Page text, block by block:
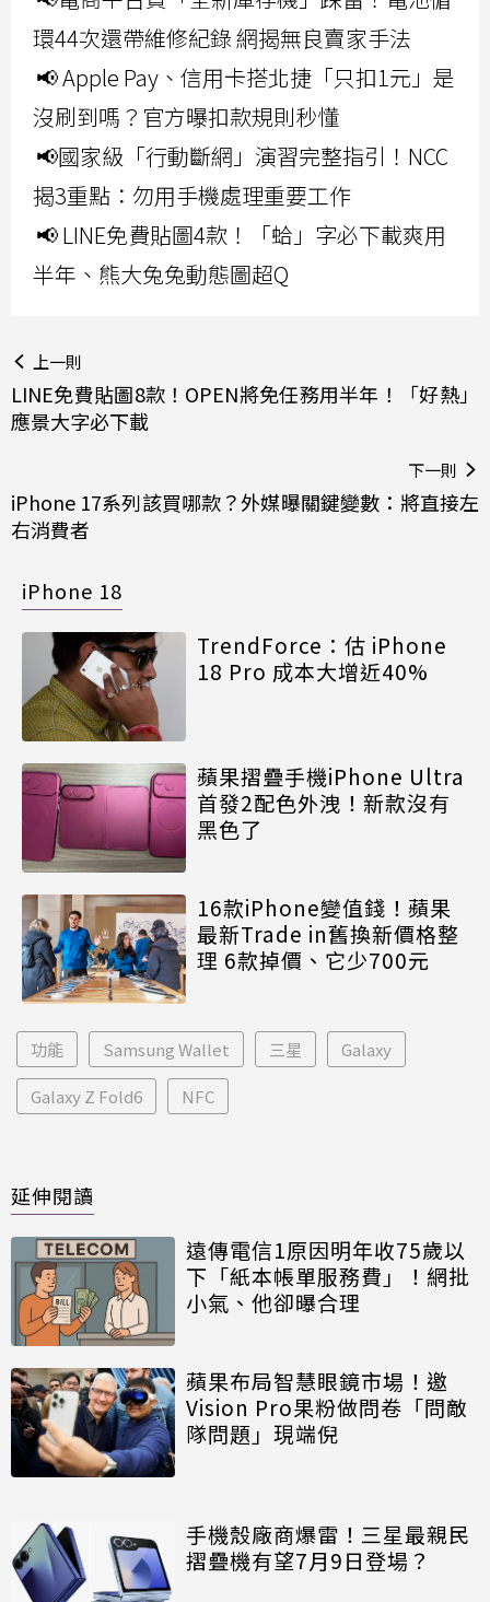
環44次還帶維修紀錄 網揭無良賣家手法
📢 Apple Pay、信用卡搭北捷「只扣1元」是
沒刷到嗎？官方曝扣款規則秒懂
📢國家級「行動斷網」演習完整指引！NCC
揭3重點：勿用手機處理重要工作
📢 LINE免費貼圖4款！「蛤」字必下載爽用
半年、熊大兔兔動態圖超Q
上一則
LINE免費貼圖8款！OPEN將免任務用半年！「好熱」
應景大字必下載
下一則
iPhone 17系列該買哪款？外媒曝關鍵變數：將直接左
右消費者
iPhone 18
TrendForce：估 iPhone
18 Pro 成本大增近40%
蘋果摺疊手機iPhone Ultra
首發2配色外洩！新款沒有
黑色了
16款iPhone變值錢！蘋果
最新Trade in舊換新價格整
理 6款掉價、它少700元
功能 Samsung Wallet 三星 Galaxy
Galaxy Z Fold6 NFC
延伸閱讀
遠傳電信1原因明年收75歲以
下「紙本帳單服務費」！網批
小氣、他卻曝合理
蘋果布局智慧眼鏡市場！邀
Vision Pro果粉做問卷「問敵
隊問題」現端倪
手機殼廠商爆雷！三星最親民
摺疊機有望7月9日登場？